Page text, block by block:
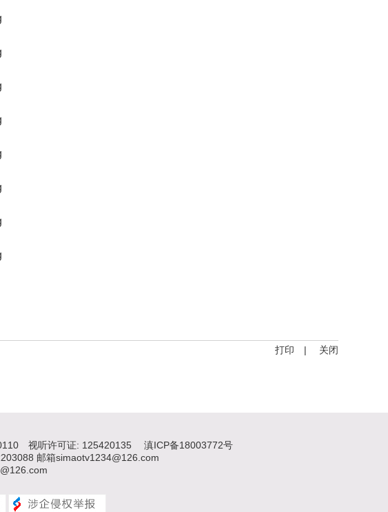
打印 | 关闭
视听许可证: 125420135
滇ICP备18003772号
邮箱simaotv1234@126.com